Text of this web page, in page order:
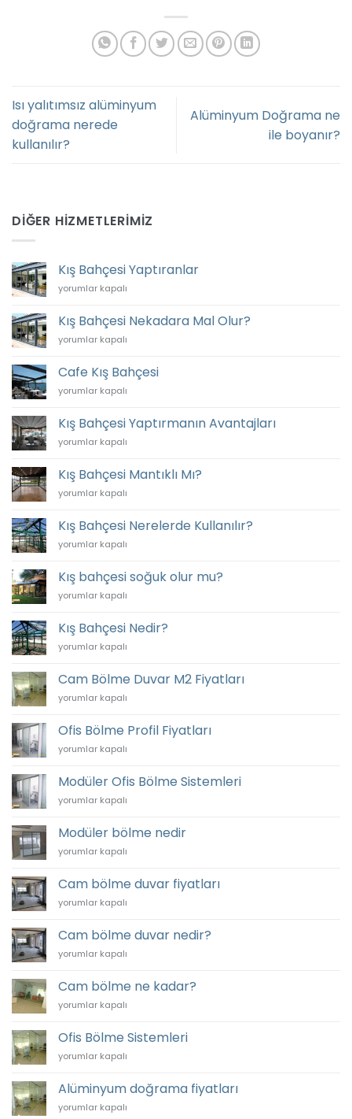
Isı yalıtımsız alüminyum
doğrama nerede
kullanılır?
Alüminyum Doğrama ne
ile boyanır?
DIĞER HIZMETLERIMIZ
Kış Bahçesi Yaptıranlar
Kış
Yaptıranlar
için
yorumlar kapalı
Kış Bahçesi Nekadara Mal Olur?
Kış
Nekadara
Mal
Olur?
yorumlar kapalı
Cafe Kış Bahçesi
Cafe
Bahçesi
için
yorumlar kapalı
Kış Bahçesi Yaptırmanın Avantajları
Kış
Yaptırmanın
Avantajları
için
yorumlar kapalı
Kış Bahçesi Mantıklı Mı?
Kış
Mantıklı
Mı?
için
yorumlar kapalı
Kış Bahçesi Nerelerde Kullanılır?
Kış
Nerelerde
Kullanılır?
için
yorumlar kapalı
Kış bahçesi soğuk olur mu?
Kış
soğuk
olur
mu?
yorumlar kapalı
Kış Bahçesi Nedir?
Kış
Nedir?
için
yorumlar kapalı
Cam Bölme Duvar M2 Fiyatları
Cam
Duvar
M2
Fiyatları
yorumlar kapalı
Ofis Bölme Profil Fiyatları
Ofis
Profil
Fiyatları
için
yorumlar kapalı
Modüler Ofis Bölme Sistemleri
Modüler
Bölme
Sistemleri
için
yorumlar kapalı
Modüler bölme nedir
Modüler
nedir
için
yorumlar kapalı
Cam bölme duvar fiyatları
Cam
duvar
fiyatları
için
yorumlar kapalı
Cam bölme duvar nedir?
Cam
duvar
nedir?
için
yorumlar kapalı
Cam bölme ne kadar?
Cam
ne
kadar?
için
yorumlar kapalı
Ofis Bölme Sistemleri
Ofis
Sistemleri
için
yorumlar kapalı
Alüminyum doğrama fiyatları
Alüminyum
yorumlar kapalı